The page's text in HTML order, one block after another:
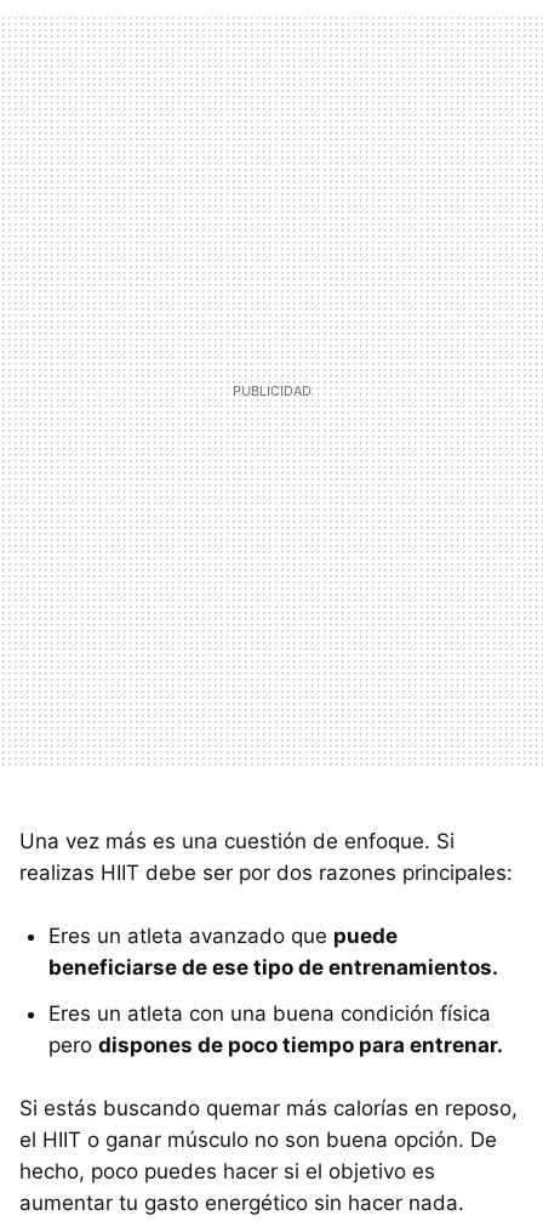
Una vez más es una cuestión de enfoque. Si
realizas HIIT debe ser por dos razones principales:
Eres un atleta avanzado que puede
beneficiarse de ese tipo de entrenamientos.
Eres un atleta con una buena condición física
pero dispones de poco tiempo para entrenar.
Si estás buscando quemar más calorías en reposo,
el HIIT o ganar músculo no son buena opción. De
hecho, poco puedes hacer si el objetivo es
aumentar tu gasto energético sin hacer nada.